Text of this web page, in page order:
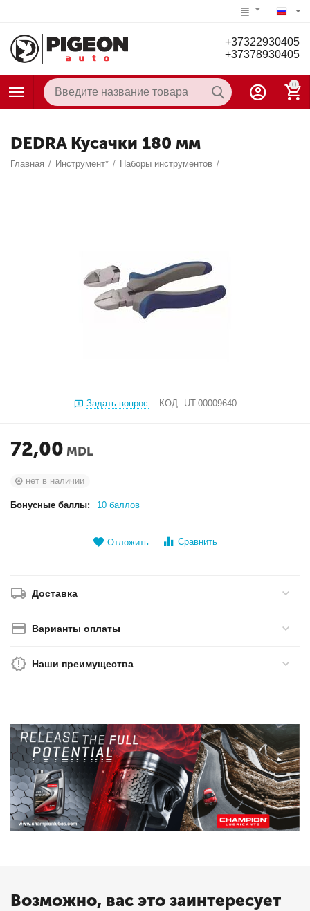
+37322930405
+37378930405
0
DEDRA Кусачки 180 мм
Главная / Инструмент* / Наборы инструментов /
Задать вопрос КОД: UT-00009640
72,00 MDL
нет в наличии
Бонусные баллы: 10 баллов
Отложить Сравнить
Доставка
Варианты оплаты
Наши преимущества
Возможно, вас это заинтересует